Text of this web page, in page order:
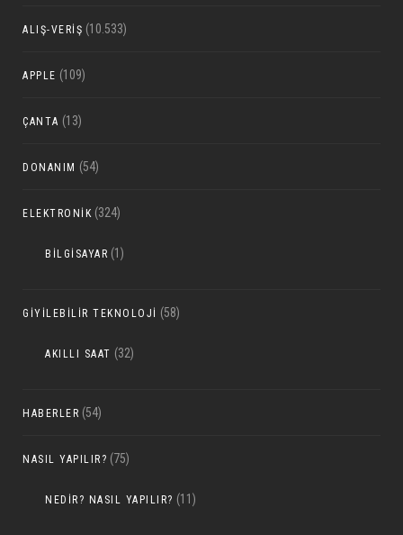
ALIŞ-VERIŞ (10.533)
APPLE (109)
ÇANTA (13)
DONANIM (54)
ELEKTRONIK (324)
BILGISAYAR (1)
GIYILEBILIR TEKNOLOJI (58)
AKILLI SAAT (32)
HABERLER (54)
NASIL YAPILIR? (75)
NEDIR? NASIL YAPILIR? (11)